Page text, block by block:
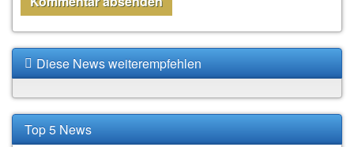
Diese News weiterempfehlen
Top 5 News